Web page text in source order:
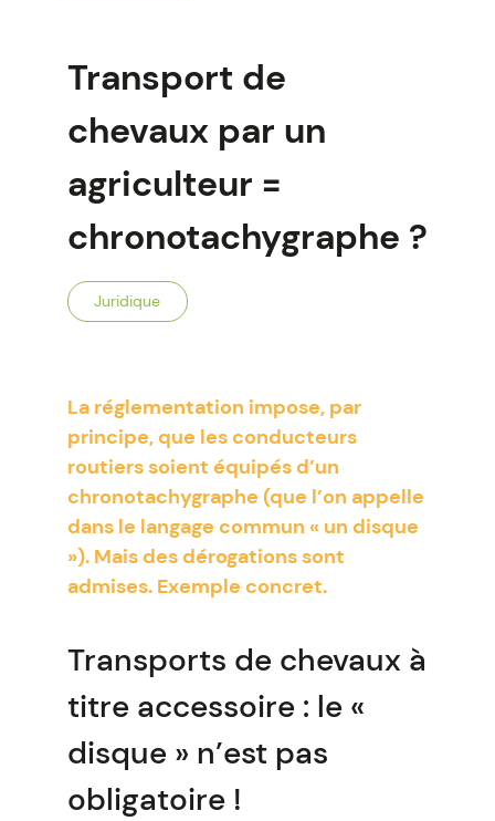
Transport de
chevaux par un
agriculteur =
chronotachygraphe ?
Juridique
La réglementation impose, par
principe, que les conducteurs
routiers soient équipés d’un
chronotachygraphe (que l’on appelle
dans le langage commun « un disque
»). Mais des dérogations sont
admises. Exemple concret.
Transports de chevaux à
titre accessoire : le «
disque » n’est pas
obligatoire !